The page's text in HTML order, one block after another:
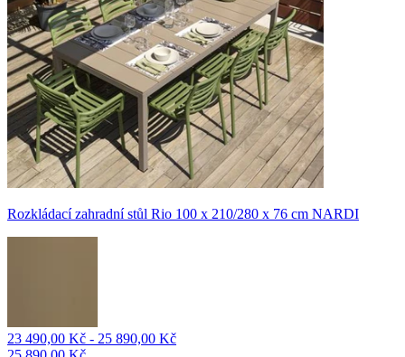
Rozkládací zahradní stůl Rio 100 x 210/280 x 76 cm NARDI
23 490,00 Kč - 25 890,00 Kč